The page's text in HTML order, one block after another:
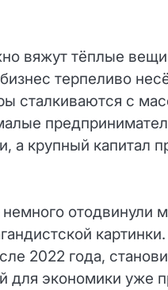
вяжут тёплые
терпеливо
сталкиваются с
а крупный капитал
отодвинули
2022 года,
для экономики уже